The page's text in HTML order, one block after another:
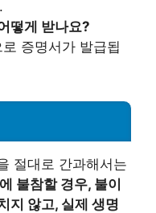
떻게 받나요?
증명서가 발급됩
절대로 간과해서는
불참할 경우, 불이
지 않고, 실제 생명